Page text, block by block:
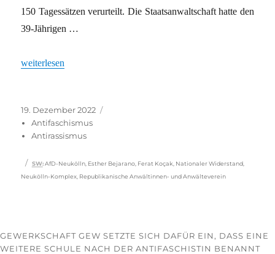
150 Tagessätzen verurteilt. Die Staatsanwaltschaft hatte den
39-Jährigen …
„„Wer gegen Nazis kämpft, kann sich auf den Staat nicht
weiterlesen
Veröffentlicht
am
19. Dezember 2022
Antifaschismus
Antirassismus
Schlagwörter
SW: AfD-Neukölln Esther Bejarano Ferat Koçak Nationaler Widerstand
Neukölln-Komplex Republikanische Anwältinnen- und Anwälteverein
GEWERKSCHAFT GEW SETZTE SICH DAFÜR EIN, DASS EINE
WEITERE SCHULE NACH DER ANTIFASCHISTIN BENANNT